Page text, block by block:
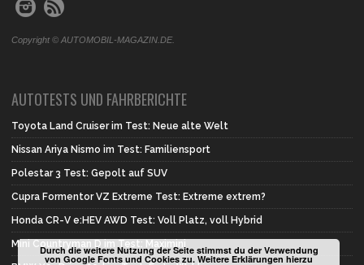
Copyright © AUTOMOBIL-MAGAZIN.DE.
AUTOTESTS UND FAHRBERICHTE
Toyota Land Cruiser im Test: Neue alte Welt
Nissan Ariya Nismo im Test: Familiensport
Polestar 3 Test: Gepolt auf SUV
Cupra Formentor VZ Extreme Test: Extreme extrem?
Honda CR-V e:HEV AWD Test: Voll Platz, voll Hybrid
Mini Countryman D im Test: Maximini
Durch die weitere Nutzung der Seite stimmst du der Verwendung
von Google Fonts und Cookies zu. Weitere Erklärungen hierzu